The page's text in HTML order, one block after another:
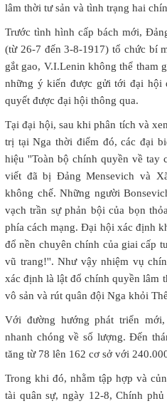
lâm thời tư sản và tình trạng hai
Trước tình hình cấp bách mới,
(từ 26-7 đến 3-8-1917) tổ chức bí
gắt gao, V.I.Lenin không thể tham
những ý kiến được gửi tới đại hội
quyết được đại hội thông qua.
Tại đại hội, sau khi phân tích và
trị tại Nga thời điểm đó, các đại
hiệu ''Toàn bộ chính quyền về tay
viết đã bị Đảng Mensevich và
không chế. Những người
vạch trần sự phản bội của bọn
phía cách mạng. Đại hội xác định
đổ nền chuyên chính của giai cấp
vũ trang!''. Như vậy nhiệm vụ
xác định là lật đổ chính quyền lâm
vô sản và rút quân đội Nga khỏi
Với đường hướng phát triển
nhanh chóng về số lượng. Đến
tăng từ 78 lên 162 cơ sở với
Trong khi đó, nhằm tập hợp và
tài quân sự, ngày 12-8, Chính